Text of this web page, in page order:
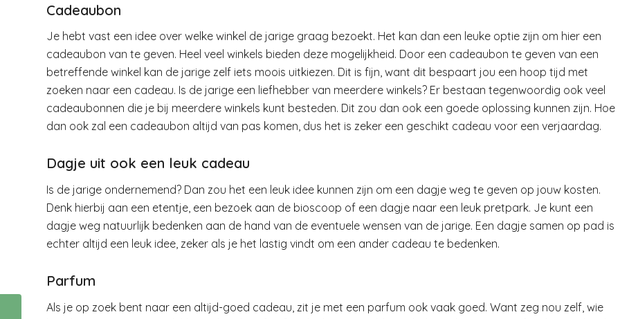
Cadeaubon
Je hebt vast een idee over welke winkel de jarige graag bezoekt. Het kan dan een leuke optie zijn om hier een
cadeaubon van te geven. Heel veel winkels bieden deze mogelijkheid. Door een cadeaubon te geven van een
betreffende winkel kan de jarige zelf iets moois uitkiezen. Dit is fijn, want dit bespaart jou een hoop tijd met
zoeken naar een cadeau. Is de jarige een liefhebber van meerdere winkels? Er bestaan tegenwoordig ook veel
cadeaubonnen die je bij meerdere winkels kunt besteden. Dit zou dan ook een goede oplossing kunnen zijn. Hoe
dan ook zal een cadeaubon altijd van pas komen, dus het is zeker een geschikt cadeau voor een verjaardag.
Dagje uit ook een leuk cadeau
Is de jarige ondernemend? Dan zou het een leuk idee kunnen zijn om een dagje weg te geven op jouw kosten.
Denk hierbij aan een etentje, een bezoek aan de bioscoop of een dagje naar een leuk pretpark. Je kunt een
dagje weg natuurlijk bedenken aan de hand van de eventuele wensen van de jarige. Een dagje samen op pad is
echter altijd een leuk idee, zeker als je het lastig vindt om een ander cadeau te bedenken.
Parfum
Als je op zoek bent naar een altijd-goed cadeau, zit je met een parfum ook vaak goed. Want zeg nou zelf, wie